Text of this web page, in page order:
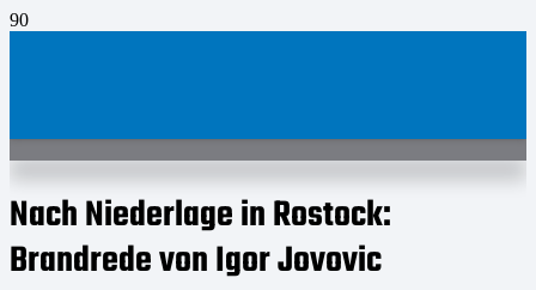
Nach Niederlage in Rostock:
Brandrede von Igor Jovovic